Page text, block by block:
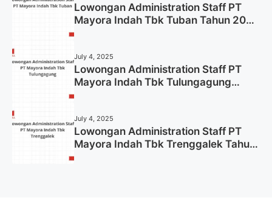
Lowongan Administration Staff PT
Mayora Indah Tbk Tuban Tahun 2025
July 4, 2025
Lowongan Administration Staff PT
Mayora Indah Tbk Tulungagung
July 4, 2025
Lowongan Administration Staff PT
Mayora Indah Tbk Trenggalek Tahun